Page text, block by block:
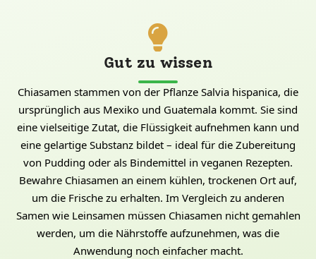
Gut zu wissen
Chiasamen stammen von der Pflanze Salvia hispanica, die
ursprünglich aus Mexiko und Guatemala kommt. Sie sind
eine vielseitige Zutat, die Flüssigkeit aufnehmen kann und
eine gelartige Substanz bildet – ideal für die Zubereitung
von Pudding oder als Bindemittel in veganen Rezepten.
Bewahre Chiasamen an einem kühlen, trockenen Ort auf,
um die Frische zu erhalten. Im Vergleich zu anderen
Samen wie Leinsamen müssen Chiasamen nicht gemahlen
werden, um die Nährstoffe aufzunehmen, was die
Anwendung noch einfacher macht.